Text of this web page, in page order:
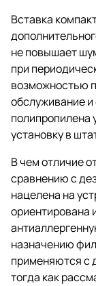
Вставка
не повышает
при
возможностью
обслуживание
полипропилена
установку в
В чем отличие
сравнению с
нацелена на
ориентирована
назначению
применяются с
тогда как